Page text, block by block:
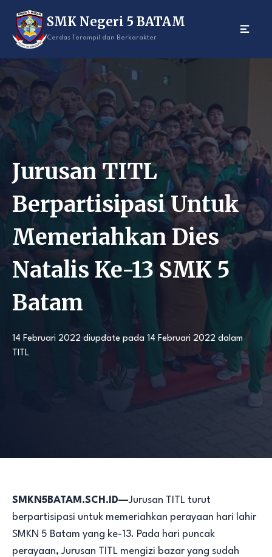
content
SMK Negeri 5 BATAM
Cerdas Terampil dan Berkarakter
Jurusan TITL
Berpartisipasi Untuk
Memeriahkan Dies
Natalis Ke-13 SMK 5
Batam
14 Februari 2022 diupdate pada 14 Februari 2022 dalam
TITL
SMKN5BATAM.SCH.ID—Jurusan TITL turut
berpartisipasi untuk memeriahkan perayaan hari lahir
SMKN 5 Batam yang ke-13. Pada hari puncak
perayaan, Jurusan TITL mengizi bazar yang sudah